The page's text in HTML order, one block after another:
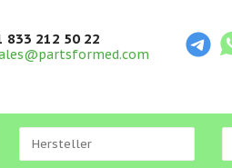
833 212 50 22